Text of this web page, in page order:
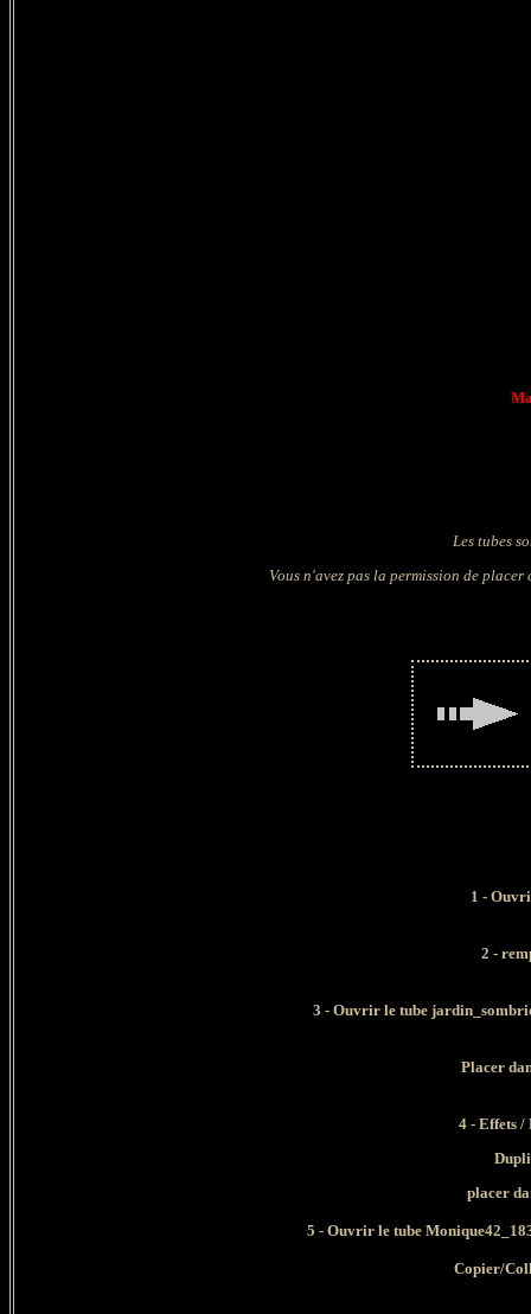
Les tubes
Vous n'avez pas la permission de
1 -
2 -
3 - Ouvrir le tube
Placer
4 - Effets /
placer
5 - Ouvrir le tube
Copier/